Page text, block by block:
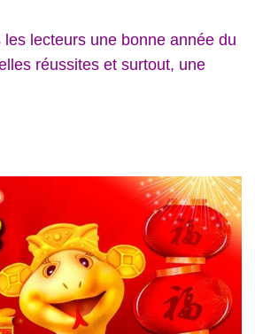
lecteurs une bonne année du
réussites et surtout, une